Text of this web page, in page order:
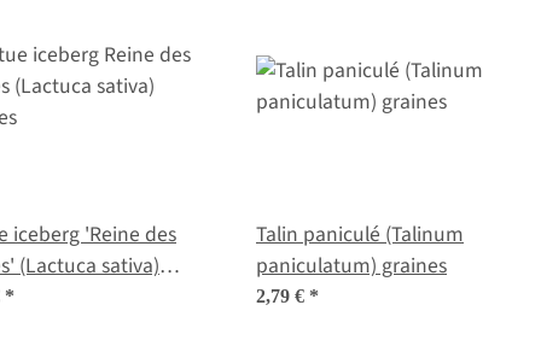
iceberg 'Reine des
(Lactuca sativa)
*
Talin paniculé (Talinum
paniculatum) graines
2,79 € *